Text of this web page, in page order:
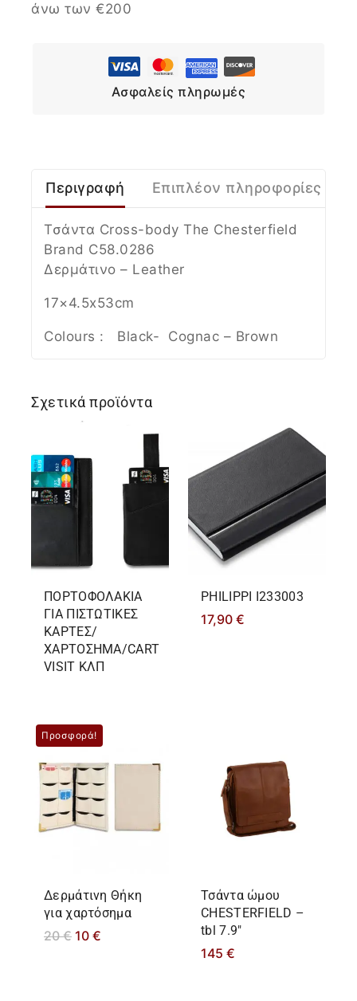
άνω των €200
Ασφαλείς πληρωμές
Περιγραφή Επιπλέον πληροφορίες
Τσάντα Cross-body The Chesterfield
Brand C58.0286
Δερμάτινο – Leather
17×4.5x53cm
Colours : Black- Cognac – Βrown
Σχετικά προϊόντα
ΠΟΡΤΟΦΟΛΑΚΙΑ
ΓΙΑ ΠΙΣΤΩΤΙΚΕΣ
ΚΑΡΤΕΣ/
ΧΑΡΤΟΣΗΜΑ/CART
VISIT ΚΛΠ
PHILIPPΙ I233003
17,90 €
Προσφορά!
Δερμάτινη Θήκη
για χαρτόσημα
20€ 10 €
Τσάντα ώμου
CHESTERFIELD –
tbl 7.9″
145 €